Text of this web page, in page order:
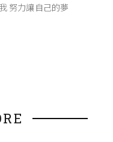
努力讓自己的夢